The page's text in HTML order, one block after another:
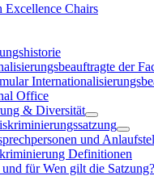
Excellence Chairs
der
Office
& Diversität
und
Definitionen
für Wen gilt die Satzung?